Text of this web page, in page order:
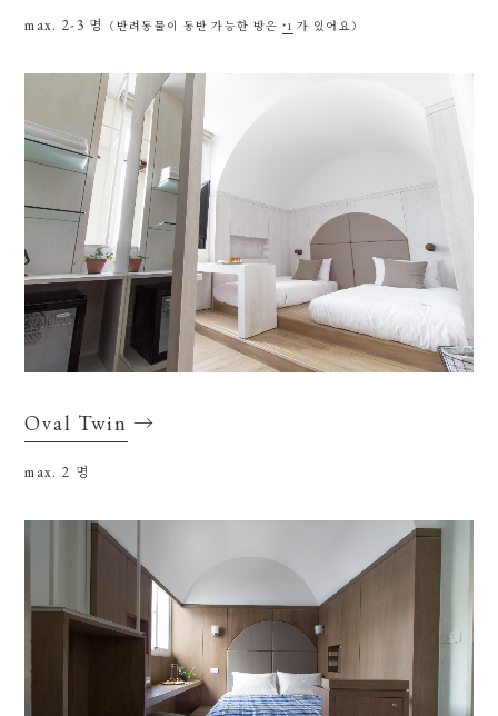
max. 2-3 명 （반려동물이 동반 가능한 방은 *1 가 있어요）
Oval Twin →
max. 2 명